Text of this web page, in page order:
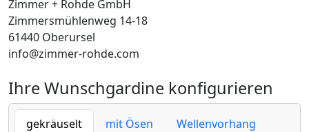
Zimmer + Rohde GmbH
Zimmersmühlenweg 14-18
61440 Oberursel
info@zimmer-rohde.com
Ihre Wunschgardine konfigurieren
gekräuselt mit Ösen Wellenvorhang